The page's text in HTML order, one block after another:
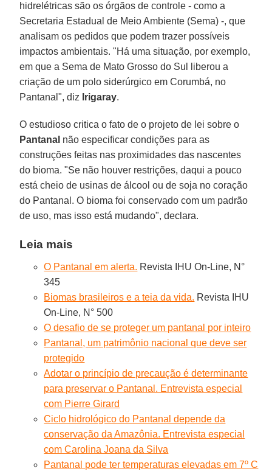
hidrelétricas são os órgãos de controle - como a
Secretaria Estadual de Meio Ambiente (Sema) -, que
analisam os pedidos que podem trazer possíveis
impactos ambientais. "Há uma situação, por exemplo,
em que a Sema de Mato Grosso do Sul liberou a
criação de um polo siderúrgico em Corumbá, no
Pantanal", diz Irigaray.
O estudioso critica o fato de o projeto de lei sobre o
Pantanal não especificar condições para as
construções feitas nas proximidades das nascentes
do bioma. "Se não houver restrições, daqui a pouco
está cheio de usinas de álcool ou de soja no coração
do Pantanal. O bioma foi conservado com um padrão
de uso, mas isso está mudando", declara.
Leia mais
O Pantanal em alerta. Revista IHU On-Line, N°
345
Biomas brasileiros e a teia da vida. Revista IHU
On-Line, N° 500
O desafio de se proteger um pantanal por inteiro
Pantanal, um patrimônio nacional que deve ser
protegido
Adotar o princípio de precaução é determinante
para preservar o Pantanal. Entrevista especial
com Pierre Girard
Ciclo hidrológico do Pantanal depende da
conservação da Amazônia. Entrevista especial
com Carolina Joana da Silva
Pantanal pode ter temperaturas elevadas em 7º C